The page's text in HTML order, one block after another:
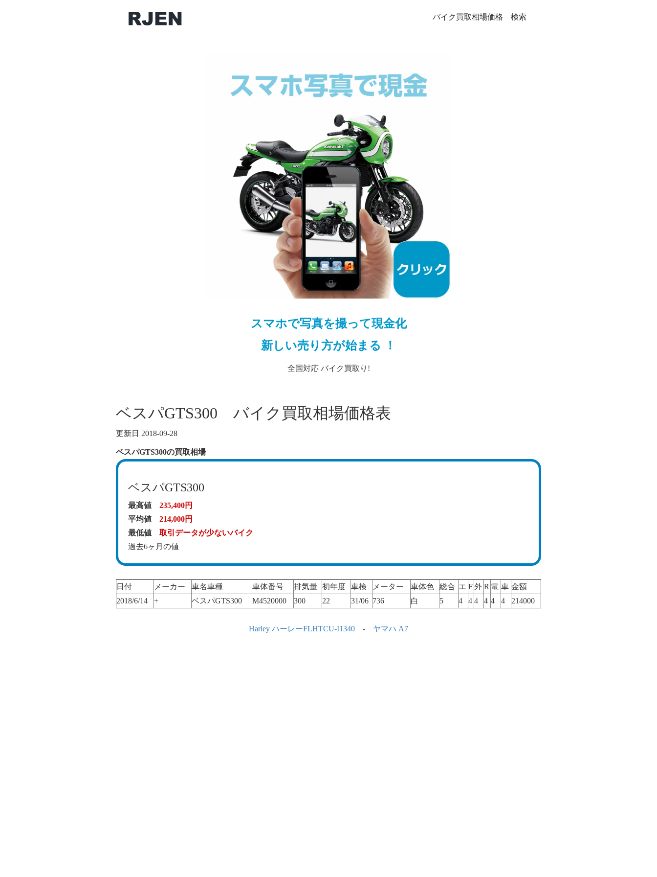
バイク買取相場価格 検索
スマホで写真を撮って現金化
新しい売り方が始まる ！
全国対応 バイク買取り!
ベスパGTS300 バイク買取相場価格表
更新日 2018-09-28
ベスパGTS300の買取相場
ベスパGTS300
最高値 235,400円
平均値 214,000円
最低値 取引データが少ないバイク
過去6ヶ月の値
日付 メーカー 車名車種 車体番号 排気量 初年度 車検 メーター 車体色 総合 エ F外 R 電 車 金額
2018/6/14
+ ベスパGTS300 M4520000 300 22 31/06 736 白 5 4 4 4 4 4 4 214000
Harley ハーレーFLHTCU-I1340 - ヤマハ A7